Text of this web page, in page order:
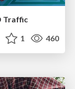
Traffic
1 460